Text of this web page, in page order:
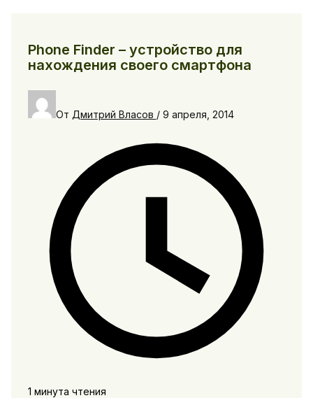
Phone Finder – устройство для
нахождения своего смартфона
От Дмитрий Власов / 9 апреля, 2014
1 минута чтения